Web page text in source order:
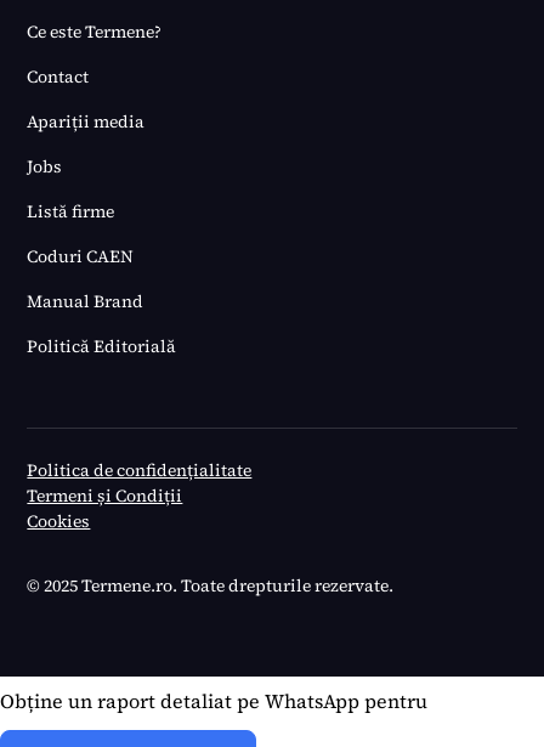
Ce este Termene?
Contact
Apariții media
Jobs
Listă firme
Coduri CAEN
Manual Brand
Politică Editorială
© 2025 Termene.ro. Toate drepturile rezervate.
Politica de confidențialitate
Termeni și Condiții
Cookies
Obține un raport detaliat pe WhatsApp pentru